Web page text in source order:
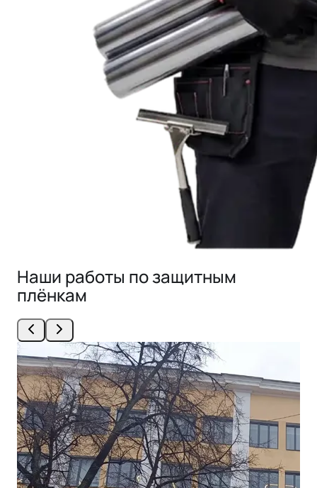
Наши работы по защитным
плёнкам